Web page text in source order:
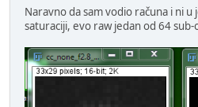
Naravno da sam vodio računa i ni u
saturaciji, evo raw jedan od 64